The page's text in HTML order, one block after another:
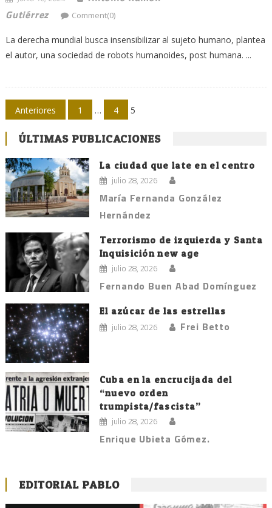
Gutiérrez
Comment(0)
La derecha mundial busca insensibilizar al sujeto humano, plantea
el autor, una sociedad de robots humanoides, post humana. ...
Navegación
de
entradas
Anteriores 1 … 4 5
ÚLTIMAS PUBLICACIONES
La ciudad que late en el centro
julio 28, 2026
María Fernanda González
Hernández
Terrorismo de izquierda y Santa
Inquisición new age
julio 28, 2026
Fernando Buen Abad Domínguez
El azúcar de las estrellas
julio 28, 2026 Frei Betto
Cuba en la encrucijada del
“nuevo orden
trumpista/fascista”
julio 28, 2026
Enrique Ubieta Gómez.
EDITORIAL PABLO